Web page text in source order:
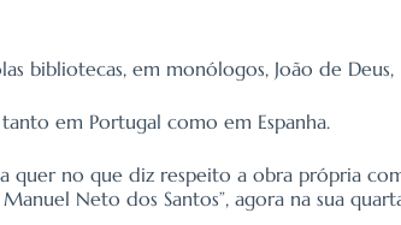
bibliotecas, em monólogos, João de
em Portugal como em Espanha.
no que diz respeito a obra própria
Neto dos Santos”, agora na sua